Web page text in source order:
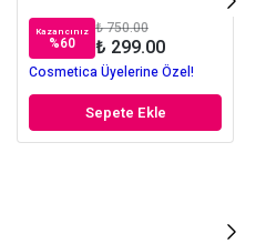
Kazancınız
%60
₺ 750.00
₺ 299.00
Cosmetica Üyelerine Özel!
Sepete Ekle